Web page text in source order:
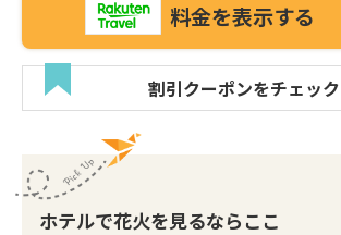
料金を表示する
割引クーポンをチェック
ホテルで花火を見るならここ